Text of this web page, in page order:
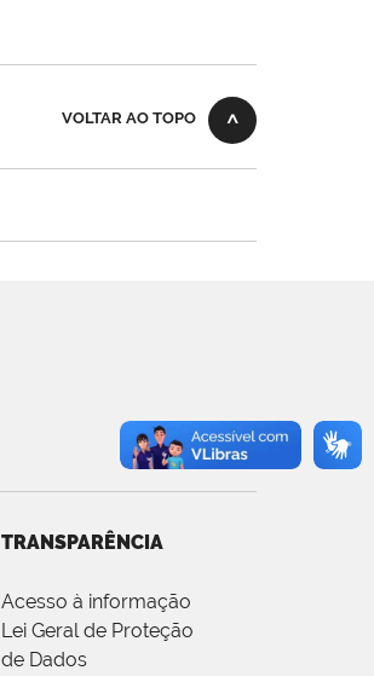
VOLTAR AO TOPO
TRANSPARÊNCIA
Acesso à informação
Lei Geral de Proteção
de Dados